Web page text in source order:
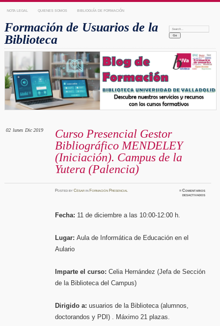
NOTA LEGAL QUIENES SOMOS BIBLIOGUÍA DE FORMACIÓN
Formación de Usuarios de la
Biblioteca
Search:
Curso Presencial Gestor
Bibliográfico MENDELEY
(Iniciación). Campus de la
Yutera (Palencia)
02 lunes Dic 2019
PostedbyCésar inFormación Presencial ≈Comentarios
desactivadosen
Fecha: 11 de diciembre a las 10:00-12:00 h.
Lugar: Aula de Informática de Educación en el
Aulario
Imparte el curso: Celia Hernández (Jefa de Sección
de la Biblioteca del Campus)
Dirigido a: usuarios de la Biblioteca (alumnos,
doctorandos y PDI) . Máximo 21 plazas.